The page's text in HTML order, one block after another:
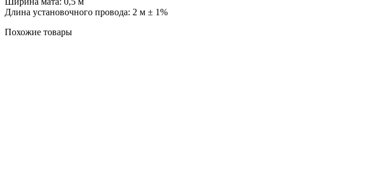
Длина установочного провода: 2 м ± 1%
Похожие товары